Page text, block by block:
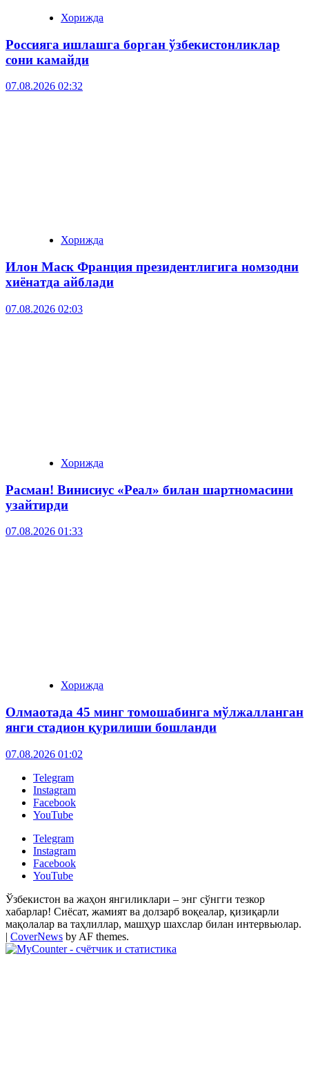
Хорижда
Россияга ишлашга борган ўзбекистонликлар
сони камайди
07.08.2026 02:32
Хорижда
Илон Маск Франция президентлигига номзодни
хиёнатда айблади
07.08.2026 02:03
Хорижда
Расман! Винисиус «Реал» билан шартномасини
узайтирди
07.08.2026 01:33
Хорижда
Олмаотада 45 минг томошабинга мўлжалланган
янги стадион қурилиши бошланди
07.08.2026 01:02
Telegram
Instagram
Facebook
YouTube
Telegram
Instagram
Facebook
YouTube
Ўзбекистон ва жаҳон янгиликлари – энг сўнгги тезкор
хабарлар! Сиёсат, жамият ва долзарб воқеалар, қизиқарли
мақолалар ва таҳлиллар, машҳур шахслар билан интервьюлар.
| CoverNews by AF themes.